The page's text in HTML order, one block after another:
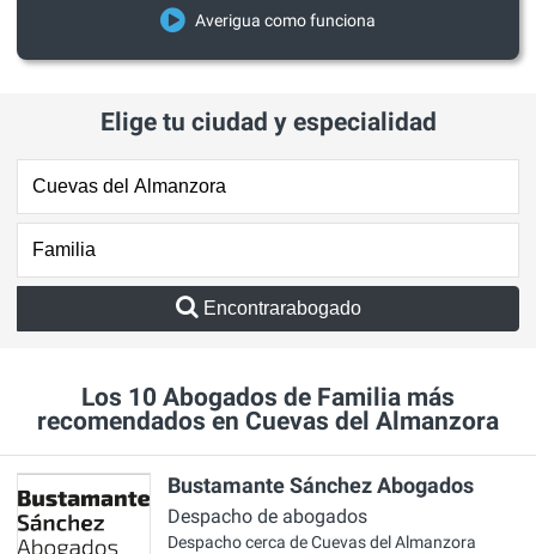
Averigua como funciona
Elige tu ciudad y especialidad
Encontrarabogado
Los 10 Abogados de Familia más
recomendados en Cuevas del Almanzora
Bustamante Sánchez Abogados
Despacho de abogados
Despacho cerca de Cuevas del Almanzora